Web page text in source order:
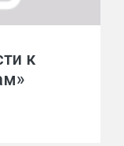
к